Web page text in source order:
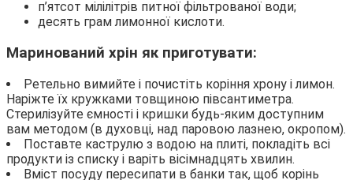
п’ятсот мілілітрів питної фільтрованої води;
десять грам лимонної кислоти.
Маринований хрін як приготувати:
Ретельно вимийте і почистіть коріння хрону і лимон.
Наріжте їх кружками товщиною півсантиметра.
Стерилізуйте ємності і кришки будь-яким доступним
вам методом (в духовці, над паровою лазнею, окропом).
Поставте каструлю з водою на плиті, покладіть всі
продукти із списку і варіть вісімнадцять хвилин.
Вміст посуду пересипати в банки так, щоб корінь